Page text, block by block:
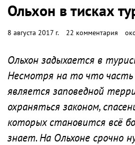
Ольхон в тисках
8 августа 2017 г. 22 комментария
Ольхон задыхается в
Несмотря на то что часть
является заповедной
охраняться законом,
которых становится всё
знает. На Ольхоне срочно